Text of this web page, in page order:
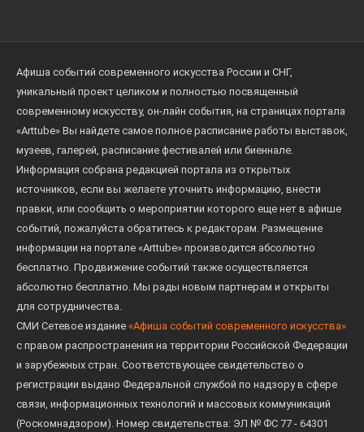
Афиша событий современного искусства России и СНГ,
уникальный проект целиком и полностью посвященный
современному искусству, он-лайн события, на страницах портала
«Arttube» Вы найдете самое полное расписание работы выставок,
музеев, галерей, расписание фестивалей или биеннале.
Информация собрана редакцией портала из открытых
источников, если вы желаете уточнить информацию, внести
правки, или сообщить о мероприятии которого еще нет в афише
событий, пожалуйста обратитесь к редакторам. Размещение
информации на портале «Arttube» производится абсолютно
бесплатно. Продвижение событий также осуществляется
абсолютно бесплатно. Мы рады новым партнерам и открыты
для сотрудничества.
СМИ Сетевое издание «Афиша событий современного искусства»
с правом распространения на территории Российской Федерации
и зарубежных стран. Соответствующее свидетельство о
регистрации выдано Федеральной службой по надзору в сфере
связи, информационных технологий и массовых коммуникаций
(Роскомнадзором). Номер свидетельства: ЭЛ № ФС 77 - 64301